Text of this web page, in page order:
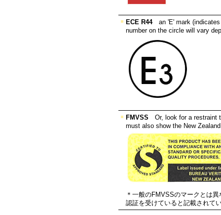
ECE R44an 'E' mark (indicates
number on the circle will vary
FMVSS Or, look for a restraint
must also show the New
＊一般のFMVSSのマークとは
認証を受けていると記載されて